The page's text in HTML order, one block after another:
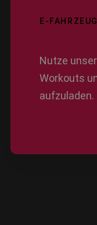
E-
Nutze
Workouts
aufzuladen.